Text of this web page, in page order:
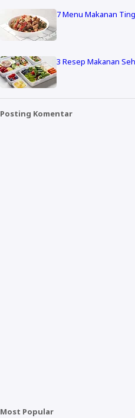
7 Menu Makanan
3 Resep Makanan
Posting Komentar
Most Popular